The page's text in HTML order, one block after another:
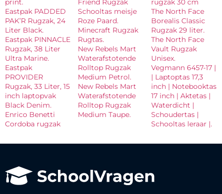
print.
Eastpak PADDED
PAK’R Rugzak, 24
Liter Black.
Eastpak PINNACLE
Rugzak, 38 Liter
Ultra Marine.
Eastpak
PROVIDER
Rugzak, 33 Liter, 15
inch laptopvak
Black Denim.
Enrico Benetti
Cordoba rugzak
Friend Rugzak
Schooltas meisje
Roze Paard.
Minecraft Rugzak
Rugtas.
New Rebels Mart
Waterafstotende
Rolltop Rugzak
Medium Petrol.
New Rebels Mart
Waterafstotende
Rolltop Rugzak
Medium Taupe.
rugzak 30 cm
The North Face
Borealis Classic
Rugzak 29 liter.
The North Face
Vault Rugzak
Unisex.
Vegmann 6457-17 |
| Laptoptas 17,3
inch | Notebooktas
17 inch | Aktetas |
Waterdicht |
Schoudertas |
Schooltas leraar |.